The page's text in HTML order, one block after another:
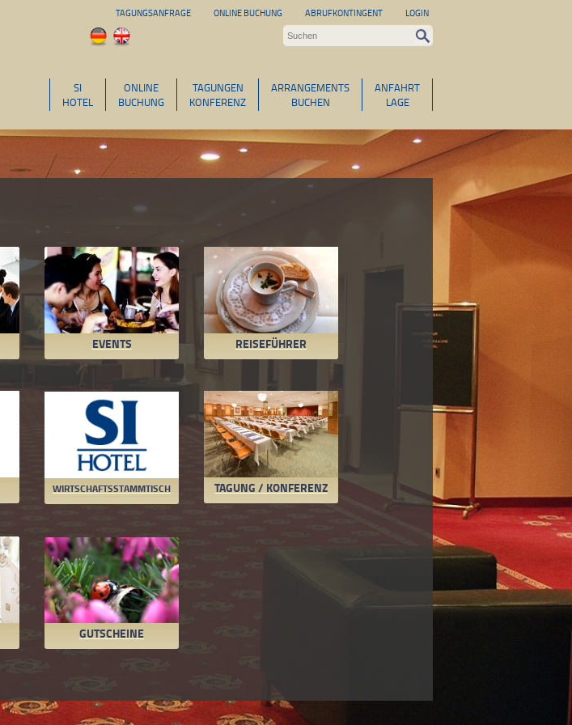
TAGUNGSANFRAGE ONLINE BUCHUNG ABRUFKONTINGENT LOGIN
ANFAHRT
LAGE
ARRANGEMENTS
BUCHEN
TAGUNGEN
KONFERENZ
ONLINE
BUCHUNG
SI
HOTEL
EVENTS REISEFÜHRER
WIRTSCHAFTSSTAMMTISCH TAGUNG / KONFERENZ
GUTSCHEINE